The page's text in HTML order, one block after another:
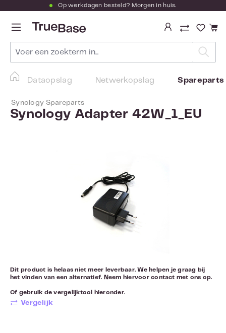
Ga naar de hoofdinhoud
Op werkdagen besteld? Morgen in huis.
Je
Dataopslag Netwerkopslag Spareparts
Synology Spareparts
Synology Adapter 42W_1_EU
Dit product is helaas niet meer leverbaar. We helpen je graag bij
het vinden van een alternatief. Neem hiervoorcontact met ons op.
Of gebruik de vergelijktool hieronder.
Vergelijk